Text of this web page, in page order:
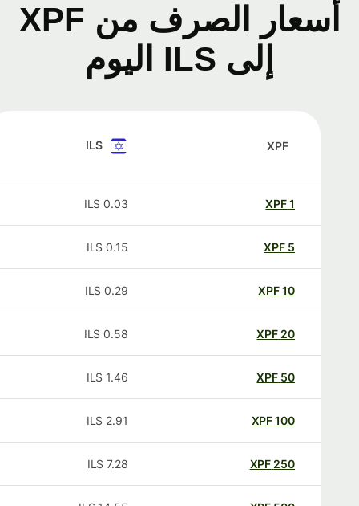
أسعار الصرف من XPF
إلى ILS اليوم
XPF
ILS
XPF
0.03
ILS
XPF
0.15
ILS
XPF
0.29
ILS
20
XPF
0.58
ILS
50
XPF
1.46
ILS
100
XPF
2.91
ILS
250
XPF
7.28
ILS